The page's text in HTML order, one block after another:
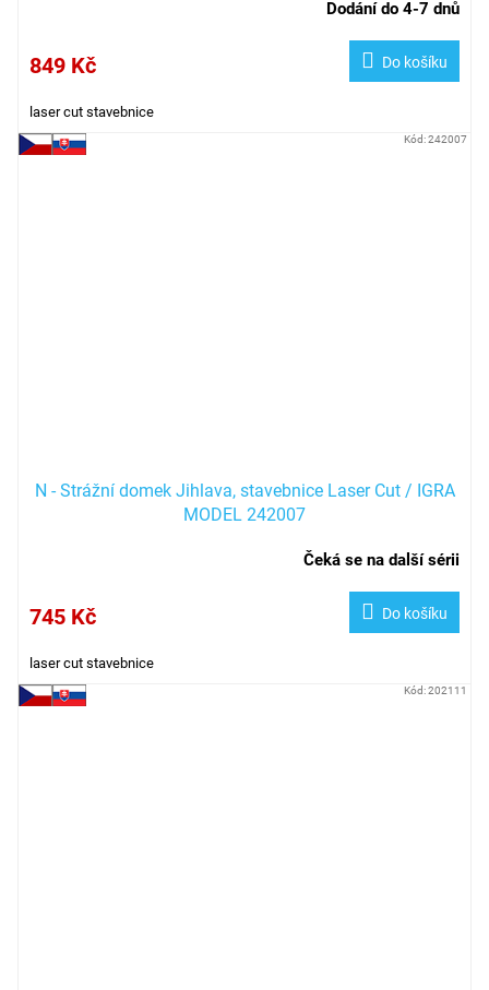
Dodání do 4-7 dnů
849 Kč Do košíku
laser cut stavebnice
N - Strážní domek Jihlava, stavebnice Laser Cut / IGRA
MODEL 242007
Čeká se na další sérii
745 Kč Do košíku
laser cut stavebnice
Kód:242007
Kód:202111